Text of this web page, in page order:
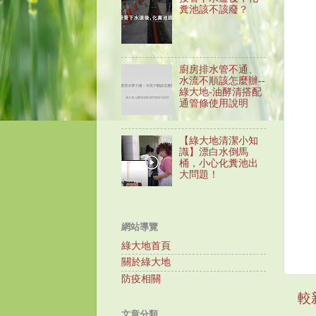
較
糞池該不該廢？
廚房排水管不通、
水流不順該怎麼辦--
綠大地-油酵清搭配
通管條使用說明
【綠大地清潔小知
識】漂白水倒馬
桶，小心化糞池出
大問題！
網站導覽
綠大地首頁
關於綠大地
防疫相關